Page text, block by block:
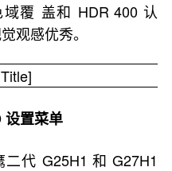
覆 盖和 HDR 400 认
观感优秀。
设置菜单
代 G25H1 和 G27H1